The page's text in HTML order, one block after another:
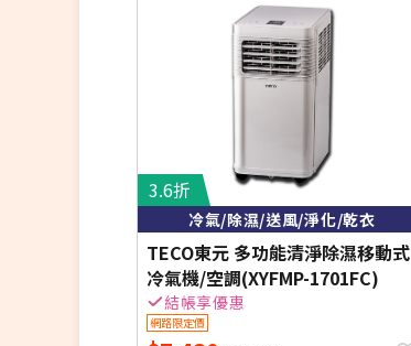
3.6折
冷氣/除濕/送風/淨化/乾衣
TECO東元 多功能清淨除濕移動式
冷氣機/空調(XYFMP-1701FC)
結帳享優惠
網路限定價